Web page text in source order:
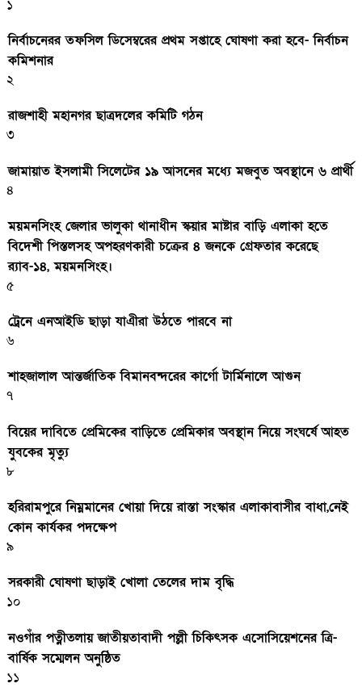
১
নির্বাচনেরর তফসিল ডিসেম্বরের প্রথম সপ্তাহে ঘোষণা করা হবে- নির্বাচন
কমিশনার
২
রাজশাহী মহানগর ছাত্রদলের কমিটি গঠন
৩
জামায়াত ইসলামী সিলেটের ১৯ আসনের মধ্যে মজবুত অবস্থানে ৬ প্রার্থী
৪
ময়মনসিংহ জেলার ভালুকা থানাধীন স্কয়ার মাষ্টার বাড়ি এলাকা হতে
বিদেশী পিস্তলসহ অপহরণকারী চক্রের ৪ জনকে গ্রেফতার করেছে
র‌্যাব-১৪, ময়মনসিংহ।
৫
ট্রেনে এনআইডি ছাড়া যাএীরা উঠতে পারবে না
৬
শাহজালাল আন্তর্জাতিক বিমানবন্দরের কার্গো টার্মিনালে আগুন
৭
বিয়ের দাবিতে প্রেমিকের বাড়িতে প্রেমিকার অবস্থান নিয়ে সংঘর্ষে আহত
যুবকের মৃত্যু
৮
হরিরামপুরে নিম্নমানের খোয়া দিয়ে রাস্তা সংস্কার এলাকাবাসীর বাধা,নেই
কোন কার্যকর পদক্ষেপ
৯
সরকারী ঘােষণা ছাড়াই খােলা তেলের দাম বৃদ্ধি
১০
নওগাঁর পত্নীতলায় জাতীয়তাবাদী পল্লী চিকিৎসক এসোসিয়েশনের ত্রি-
বার্ষিক সম্মেলন অনুষ্ঠিত
১১